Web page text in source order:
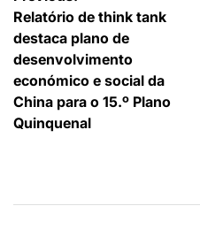
de
artigos
Relatório de think tank
destaca plano de
desenvolvimento
económico e social da
China para o 15.º Plano
Quinquenal